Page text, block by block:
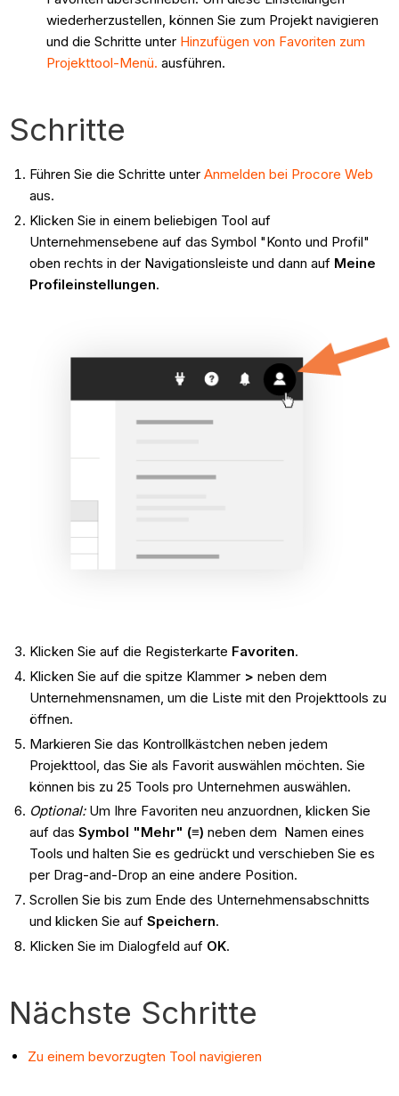
wiederherzustellen, können Sie zum Projekt navigieren
und die Schritte unter Hinzufügen von Favoriten zum
Projekttool-Menü. ausführen.
Schritte
Führen Sie die Schritte unter Anmelden bei Procore Web
aus.
Klicken Sie in einem beliebigen Tool auf
Unternehmensebene auf das Symbol "Konto und Profil"
oben rechts in der Navigationsleiste und dann auf Meine
Profileinstellungen.
Klicken Sie auf die Registerkarte Favoriten.
Klicken Sie auf die spitze Klammer > neben dem
Unternehmensnamen, um die Liste mit den Projekttools zu
öffnen.
Markieren Sie das Kontrollkästchen neben jedem
Projekttool, das Sie als Favorit auswählen möchten. Sie
können bis zu 25 Tools pro Unternehmen auswählen.
Optional: Um Ihre Favoriten neu anzuordnen, klicken Sie
auf das Symbol "Mehr" (≡) neben dem Namen eines
Tools und halten Sie es gedrückt und verschieben Sie es
per Drag-and-Drop an eine andere Position.
Scrollen Sie bis zum Ende des Unternehmensabschnitts
und klicken Sie auf Speichern.
Klicken Sie im Dialogfeld auf OK.
Nächste Schritte
Zu einem bevorzugten Tool navigieren